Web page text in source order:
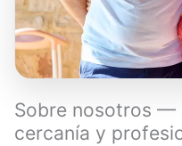
Sobre nosotros —
cercanía y